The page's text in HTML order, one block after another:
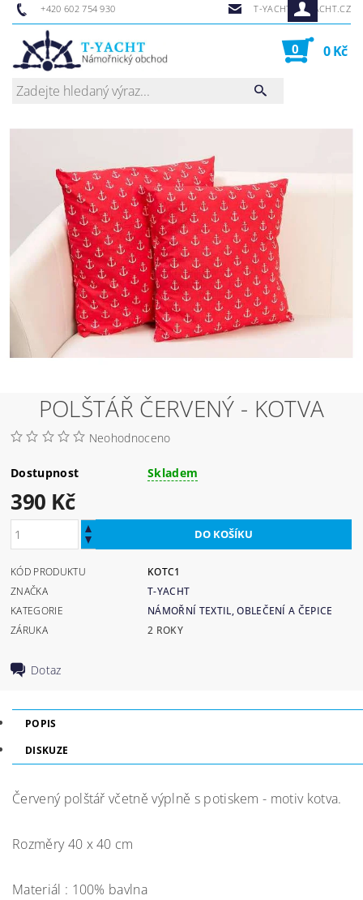
+420 602 754 930 T-YACHT@T-YACHT.CZ
0 0 Kč
POLŠTÁŘ ČERVENÝ - KOTVA
Neohodnoceno
Dostupnost Skladem
390 Kč
KÓD PRODUKTU
KOTC1
ZNAČKA
T-YACHT
KATEGORIE
NÁMOŘNÍ TEXTIL, OBLEČENÍ A ČEPICE
ZÁRUKA
2 ROKY
Dotaz
POPIS
DISKUZE
Červený polštář včetně výplně s potiskem - motiv kotva.
Rozměry 40 x 40 cm
Materiál : 100% bavlna